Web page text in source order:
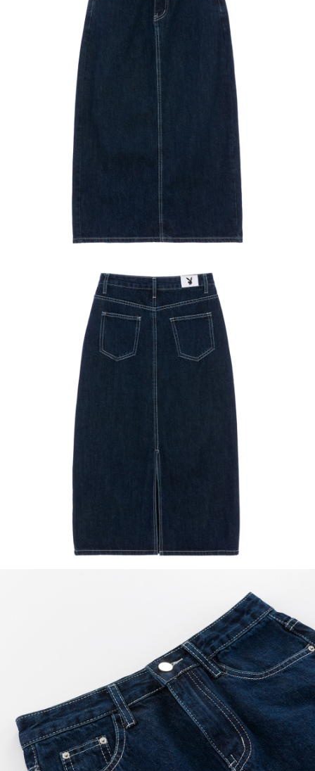
1.本服務由台灣大哥大提供，台灣大哥大用戶可立即使用無須另外申請。
2.付款方式選擇「大哥付你分期」，訂單成立後會自動跳轉到大哥付的交易
流程，驗證手機門號後，選擇欲分期的期數、繳款截止日，確認付款後即完
3.實際核准額度、可分期數及費用金額請依後續交易確認頁面所載為準。
4.訂單成立30分鐘內，如未前往確認交易或遇審核未通過，訂單將自動取
消。如遇「轉專審核」未通過狀況，表示未達大哥付你分期系統評分，恕無
法說明評估內容。
【繳款方式說明】
1.分期款項不併入電信帳單，「大哥付你分期」於每月結算日後寄送繳費提
2.透過簡訊連結打開帳單後，可選擇「超商條碼／台灣大直營門市／銀行轉
帳／街口支付／iPASS MONEY」等通路繳費。
1.本服務係由「台灣大哥大股份有限公司」（以下簡稱本公司）所提供，讓
用戶於交易時，得透過本服務購買商品或服務，並由商店將買賣／分期付款
買賣價金債權讓與本公司後，依約使用本公司帳單繳交帳款。
2.基於同意付款使用「大哥付你分期」之契約關係目的，商店將以您的個人
3.完整用戶服務條款，請詳閱以下連結：
https://oppay.tw/userRule
【關於「AFTEE先享後付」】
AFTEE先享後付是「在收到商品之後才付款」的支付方式。 讓您購物簡單
１．簡單：不需註冊會員、不需綁卡、不需儲值。
２．便利：只要手機號碼，簡訊認證，即可結帳。
３．安心：先確認商品／服務後，再付款。
【「AFTEE先享後付」結帳流程】
１．於結帳方式選擇「AFTEE先享後付」後，將跳轉至「AFTEE先享後付」
結帳頁面，進行簡訊認證並確認金額後，即可完成結帳。
２．訂單成立數日內，您將收到繳費通知簡訊。
３．收到繳費通知簡訊後14天內，點擊此簡訊中的連結，可透過四大超商／
ATM／網路銀行／等多元方式進行付款，方視為交易完成。
※ 請注意：結帳手續完成當下不需立刻繳費，但若您需要取消訂單，請聯絡
購買商品的店家。未經商家同意取消之訂單仍視為有效，需透過AFTEE先享
後付繳納相關費用。
※ 交易是否成功請以「AFTEE先享後付 」之結帳頁面顯示為準，若有關於
１．透過由恩沛科技股份有限公司提供之「AFTEE先享後付」服務完成之交
易，需依本服務之必要範圍內提供個人資料，並將交易相關給付款項請求債
權轉讓予恩沛科技股份有限公司。
２．關於個人資料處理事宜，請瀏覽以下網址：
https://aftee.tw/terms/#terms3
３．未成年的使用者請事先徵得法定代理人或監護人之同意方可使用
「AFTEE先享後付」，若未經同意申辦者引起之損失，本公司不負相關責
４．使用「AFTEE先享後付」時，將依據個別帳號之用戶狀況，依本公司即
時審查核予不同之上限額度；若仍有額度不足之情形，本公司將視審查結果
請求用戶進行身份認證。
５．嚴禁一人註冊多個帳號或使用他人資訊註冊。若發現惡意使用之情形，
恩沛科技股份有限公司將有權停止該用戶之使用額度並採取法律行動。
每筆NT$60，滿NT$1,500(含以上)免運費
付款後全家取貨
每筆NT$60，滿NT$1,500(含以上)免運費
萊爾富取貨付款
付款後萊爾富取貨
每筆NT$60，滿NT$2,000(含以上)免運費
每筆NT$60，滿NT$2,000(含以上)免運費
每筆NT$60，滿NT$2,000(含以上)免運費